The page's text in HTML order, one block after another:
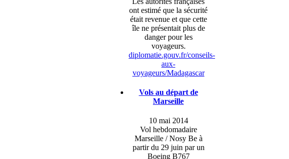
ont estimé que la sécurité
était revenue et que cette
île ne présentait plus de
danger pour les
voyageurs.
diplomatie.gouv.fr/conseils-
aux-
voyageurs/Madagascar
Vols au départ de
Marseille
10 mai 2014
Vol hebdomadaire
Marseille / Nosy Be à
partir du 29 juin par un
Boeing B767